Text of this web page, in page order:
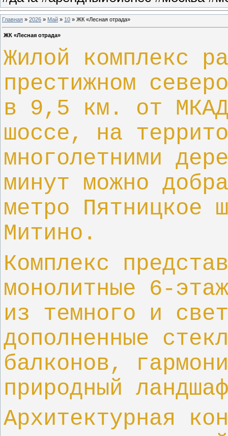
Главная » 2026 » Май » 10 » ЖК «Лесная отрада»
ЖК «Лесная отрада»
Жилой комплекс
престижном
в 9,5 км. от МКАД
шоссе, на
многолетними
минут можно
метро Пятницкое
Митино.
Комплекс
монолитные 6-
из темного и
дополненные
балконов,
природный
Архитектурная